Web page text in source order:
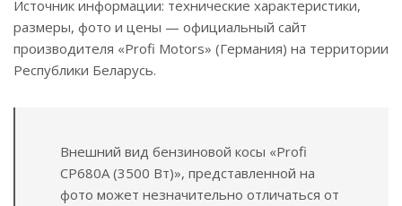
Источник информации: технические характеристики,
размеры, фото и цены — официальный сайт
производителя «Profi Motors» (Германия) на территории
Республики Беларусь.
Внешний вид бензиновой косы «Profi
CР680А (3500 Вт)», представленной на
фото может незначительно отличаться от